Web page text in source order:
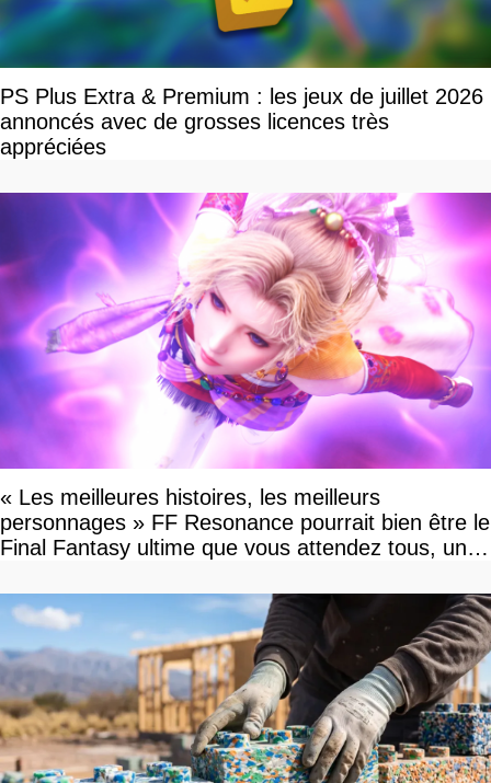
PS Plus Extra & Premium : les jeux de juillet 2026
annoncés avec de grosses licences très
appréciées
« Les meilleures histoires, les meilleurs
personnages » FF Resonance pourrait bien être le
Final Fantasy ultime que vous attendez tous, un
Notre interview exclusive